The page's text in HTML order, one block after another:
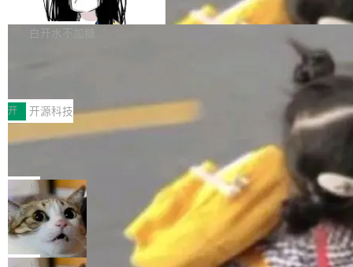
维基百科的替代方案。Lawfare 调查发现，无论
热门页面还是低关注度页面，均未出现近期更
erceptor…五六步之后才能看到第一行翻译文
本。 Solon 换了个方式。整个 i18n 模块围绕三
支持 UPDATE、MERGE INTO 与 Iceb
erg V3
Apache Doris 4.1 要补齐的，正是缺失的那一
半。在已有查询能力的基础上，Doris 进一步支
常维护操作，并完整支持 Iceberg V3 格式。
白开水不加糖
村国家自主创新示范区会议中心开幕。本届大会
由中关村智联软件服务业质量创新联盟主办，以
“智构可信·质创未来——AI原生时代的质量新范
式”为主题，直面AI从实验室走向规模化产业落地
的核心质量命题。会上，《2026智能研发生产力
工具选型手册》发布，Testin云测的Testin XAge
nt智能测试系统入选AI测试领域代表产品。对CI
O而言，这提示了一个转变：AI测试正在从效率
工具升级为企业的质量基础设施。 CIO面对的新
开 开源科技
让非法状态不可表示：一篇关于 ADT
有一种东西，一旦用过就回不去了。Alex Fedos
eev 管它叫"软件设计的基石"。 他说的东西不新
鲜——代数数据类型（ADT），尤其是和类型
（sum type）。但他说清楚了一件事：这不是类
型系统的学术体操，是日常编码的思维方式。 文
章从一个简单的例子切入。一个网站的深色主题
局
Cloudflare 开源内部企业 AI 平台 Clou
dflare OS
Cloudflare 发布了一个开源项目 Cloudflare O
S。如果你只看官方博客，你会觉得这是又一